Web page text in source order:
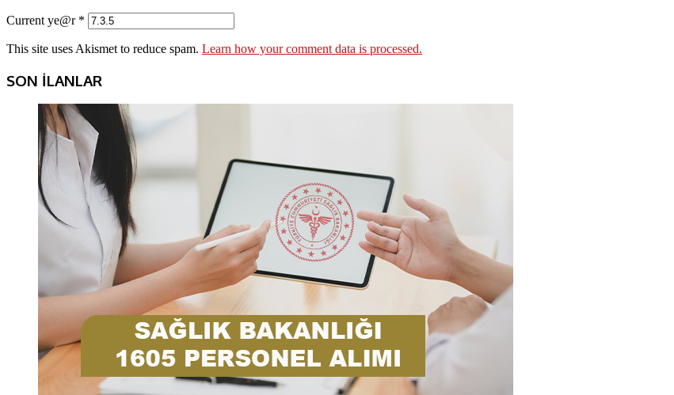
Current ye@r *
This site uses Akismet to reduce spam. Learn how your comment data is processed.
SON İLANLAR